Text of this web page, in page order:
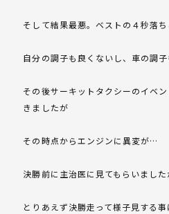
そして結果最悪。ベストの４秒落
自分の調子も良くないし、車の調
その後サーキットタクシーのイベ
きましたが
その時点からエンジンに異変が…
決勝前に主治医に見てもらいまし
とりあえず決勝走って様子見する事